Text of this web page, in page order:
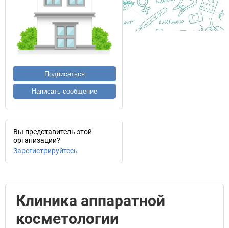
Подписаться
Написать сообщение
Вы представитель этой
организации?
Зарегистрируйтесь
Клиника аппаратной
косметологии